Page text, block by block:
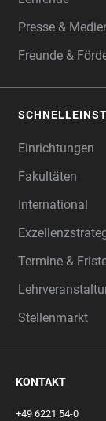
Presse &
Freunde &
Einrichtungen
Fakultäten
International
Termine &
Stellenmarkt
KONTAKT
+49 6221 54-0